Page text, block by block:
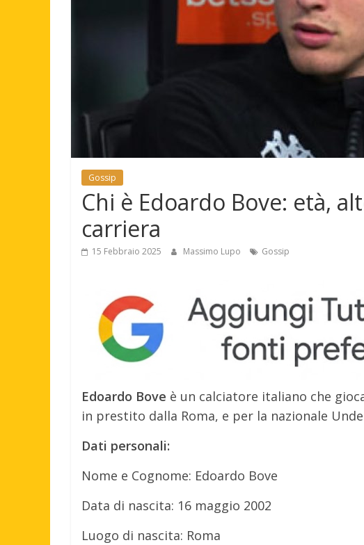
Gossip
Chi è Edoardo Bove: età,
carriera
15 Febbraio 2025 Massimo Lupo Gossip
Edoardo Bove è un calciatore italiano che
in prestito dalla Roma, e per la nazionale
Dati personali:
Nome e Cognome: Edoardo Bove
Data di nascita: 16 maggio 2002
Luogo di nascita: Roma